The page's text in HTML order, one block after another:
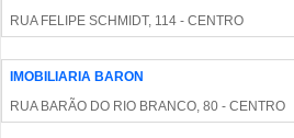
RUA FELIPE SCHMIDT, 114 - CENTRO
IMOBILIARIA BARON
RUA BARÃO DO RIO BRANCO, 80 - CENTRO